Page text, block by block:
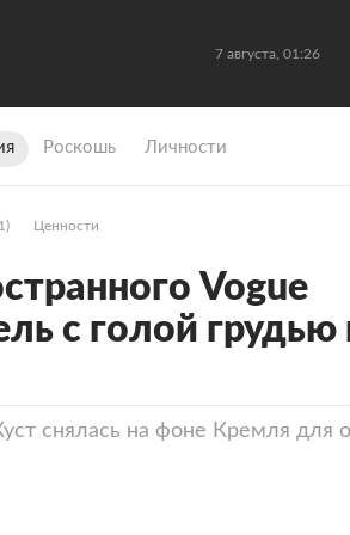
7 августа, 01:26
Роскошь Личности
Ценности
Vogue
с голой грудью
снялась на фоне Кремля для